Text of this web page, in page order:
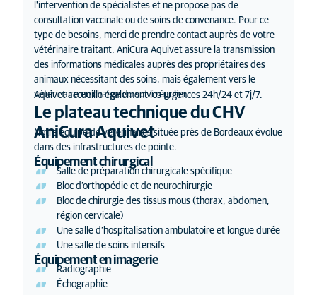
l'intervention de spécialistes et ne propose pas de
consultation vaccinale ou de soins de convenance. Pour ce
type de besoins, merci de prendre contact auprès de votre
vétérinaire traitant. AniCura Aquivet assure la transmission
des informations médicales auprès des propriétaires des
animaux nécessitant des soins, mais également vers le
vétérinaire en charge du suivi régulier.
Aquivet accueille également les urgences 24h/24 et 7j/7.
Le plateau technique du CHV
AniCura Aquivet
Notre équipe de vétérinaires située près de Bordeaux évolue
dans des infrastructures de pointe.
Équipement chirurgical
Salle de préparation chirurgicale spécifique
Bloc d’orthopédie et de neurochirurgie
Bloc de chirurgie des tissus mous (thorax, abdomen,
région cervicale)
Une salle d’hospitalisation ambulatoire et longue durée
Une salle de soins intensifs
Équipement en imagerie
Radiographie
Échographie